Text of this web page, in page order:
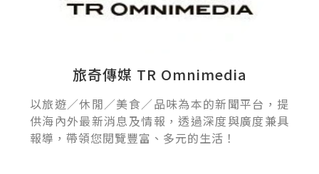
旅奇傳媒 TR Omnimedia
以旅遊／休閒／美食／品味為本的新聞平台，提
供海內外最新消息及情報，透過深度與廣度兼具
報導，帶領您閱覽豐富、多元的生活！